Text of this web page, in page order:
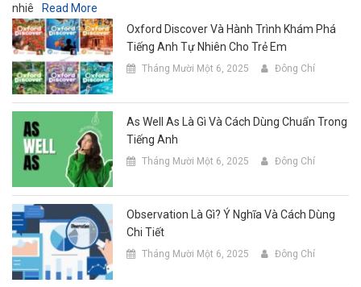
nhiê
Read More
Oxford Discover Và Hành Trình Khám Phá
Tiếng Anh Tự Nhiên Cho Trẻ Em
Tháng Mười Một 6, 2025 Đông Chí
As Well As Là Gì Và Cách Dùng Chuẩn Trong
Tiếng Anh
Tháng Mười Một 6, 2025 Đông Chí
Observation Là Gì? Ý Nghĩa Và Cách Dùng
Chi Tiết
Tháng Mười Một 6, 2025 Đông Chí